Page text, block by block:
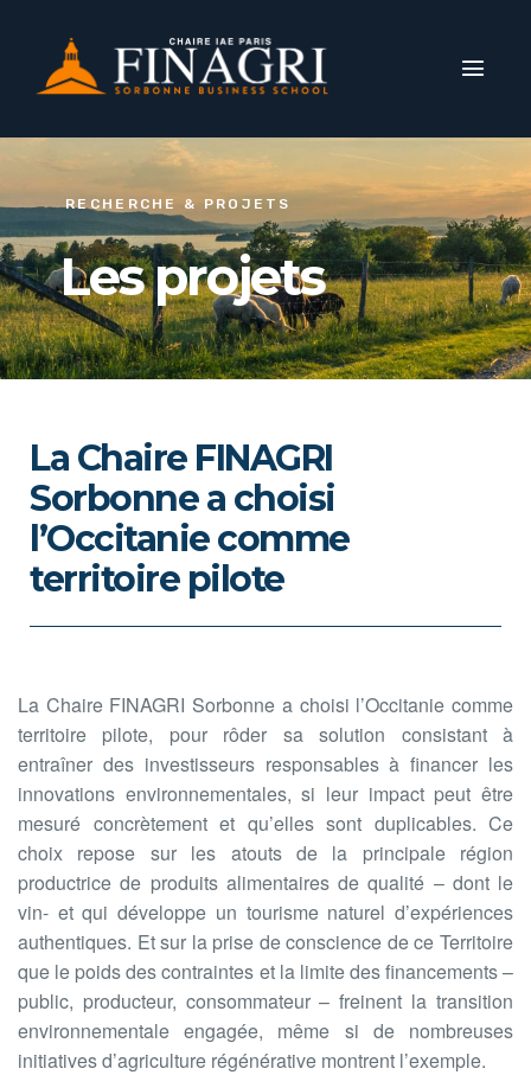
RECHERCHE & PROJETS
Les projets
La Chaire FINAGRI
Sorbonne a choisi
l’Occitanie comme
territoire pilote
La Chaire FINAGRI Sorbonne a choisi l’Occitanie comme
territoire pilote, pour rôder sa solution consistant à
entraîner des investisseurs responsables à financer les
innovations environnementales, si leur impact peut être
mesuré concrètement et qu’elles sont duplicables. Ce
choix repose sur les atouts de la principale région
productrice de produits alimentaires de qualité – dont le
vin- et qui développe un tourisme naturel d’expériences
authentiques. Et sur la prise de conscience de ce Territoire
que le poids des contraintes et la limite des financements –
public, producteur, consommateur – freinent la transition
environnementale engagée, même si de nombreuses
initiatives d’agriculture régénérative montrent l’exemple.